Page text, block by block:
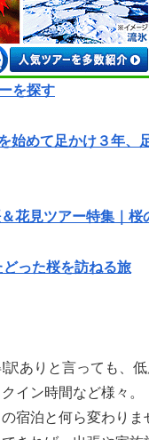
を探す
始めて足かけ３年
花見ツアー特集｜桜
った桜を訪ねる旅
ありと言っても、低
イン時間など様々。
宿泊と何ら変わりま